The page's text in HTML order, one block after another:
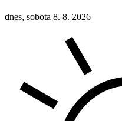
dnes, sobota 8. 8. 2026